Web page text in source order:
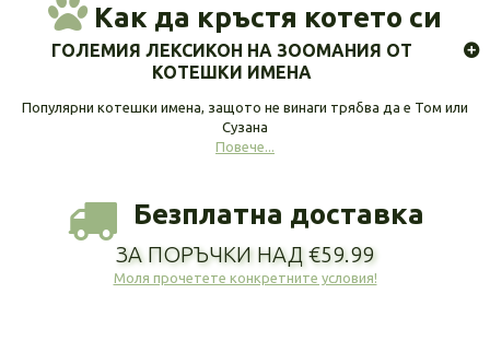
Как да кръстя котето си
ГОЛЕМИЯ ЛЕКСИКОН НА ЗООМАНИЯ ОТ
КОТЕШКИ ИМЕНА
Популярни котешки имена, защото не винаги трябва да е Том или
Сузана
Повече...
Безплатна доставка
ЗА ПОРЪЧКИ НАД €59.99
Моля прочетете конкретните условия!